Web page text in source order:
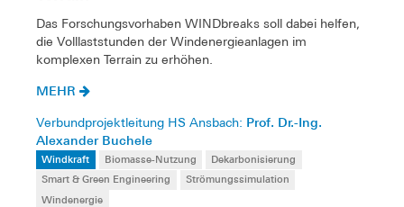
Das Forschungsvorhaben WINDbreaks soll dabei helfen,
die Volllaststunden der Windenergieanlagen im
komplexen Terrain zu erhöhen.
MEHR
Verbundprojektleitung HS Ansbach: Prof. Dr.-Ing.
Alexander Buchele
Windkraft Biomasse-Nutzung
Dekarbonisierung
Smart & Green Engineering
Strömungssimulation
Windenergie